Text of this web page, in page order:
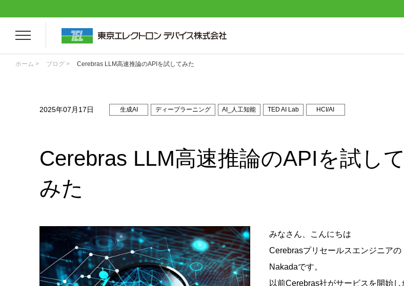
ホーム > ブログ > Cerebras LLM高速推論のAPIを試してみた
2025年07月17日 生成AI ディープラーニング AI_人工知能 TED AI Lab HCI/AI
Cerebras LLM高速推論のAPIを試して
みた
みなさん、こんにちは
Cerebrasプリセールスエンジニアの
Nakadaです。
以前Cerebras社がサービスを開始し